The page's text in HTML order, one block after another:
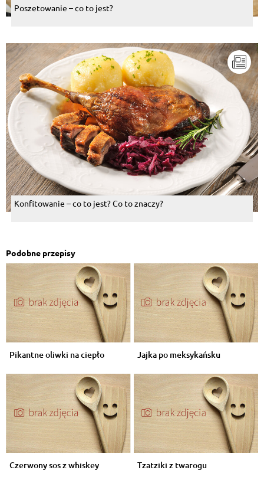
Poszetowanie – co to jest?
Konfitowanie – co to jest? Co to znaczy?
Podobne przepisy
Pikantne oliwki na ciepło Jajka po meksykańsku
Czerwony sos z whiskey Tzatziki z twarogu